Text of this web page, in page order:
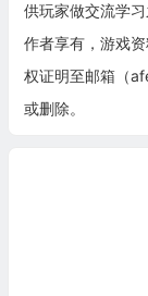
供玩家做交流学
作者享有，游戏
权证明至邮箱（
或删除。